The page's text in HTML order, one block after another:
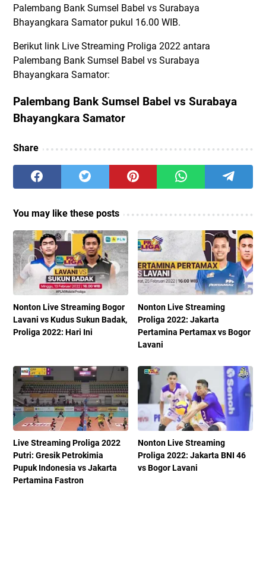
Palembang Bank Sumsel Babel vs Surabaya
Bhayangkara Samator pukul 16.00 WIB.
Berikut link Live Streaming Proliga 2022 antara
Palembang Bank Sumsel Babel vs Surabaya
Bhayangkara Samator:
Palembang Bank Sumsel Babel vs Surabaya
Bhayangkara Samator
Share
You may like these posts
Nonton Live Streaming Bogor
Lavani vs Kudus Sukun Badak,
Proliga 2022: Hari Ini
Nonton Live Streaming
Proliga 2022: Jakarta
Pertamina Pertamax vs Bogor
Lavani
Live Streaming Proliga 2022
Putri: Gresik Petrokimia
Pupuk Indonesia vs Jakarta
Pertamina Fastron
Nonton Live Streaming
Proliga 2022: Jakarta BNI 46
vs Bogor Lavani